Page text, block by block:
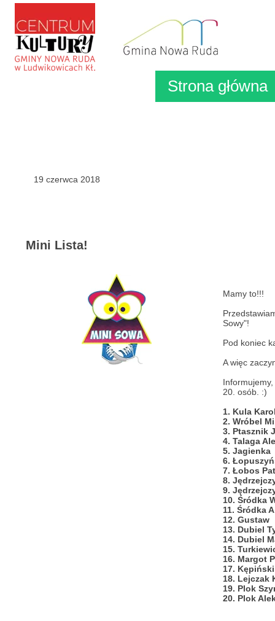
19 czerwca 2018
Mamy to!!!
Sowy"!
Pod koniec
A więc
20. osób. :)
1. Kula
2. Wróbel
3.
4. Talaga
5.
6.
7. Łobos
8.
9.
10.
11.
12.
13. Dubiel
14. Dubiel
15.
16.
17.
18.
19. Plok
20. Plok
Mini Lista!
Strona główna